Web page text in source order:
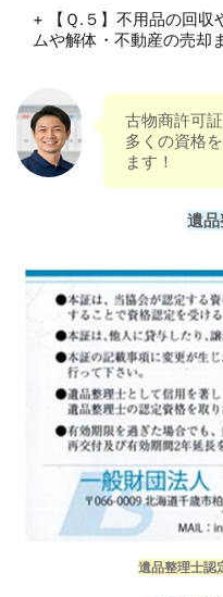
投稿した口コミ
商品【サービス】
頂いた口コミ
+ 【Ｑ.５】不用品の回収
ムや解体・不動産の売却
古物商許可
多くの資格
ます！
遺
遺品整理士認